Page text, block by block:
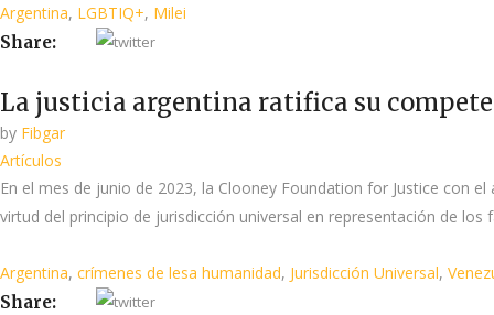
Argentina, LGBTIQ+, Milei
Share:
La justicia argentina ratifica su
by Fibgar
Artículos
En el mes de junio de 2023, la Clooney Foundation for Justice con
virtud del principio de jurisdicción universal en representación de
Argentina, crímenes de lesa humanidad, Jurisdicción Universal,
Share: